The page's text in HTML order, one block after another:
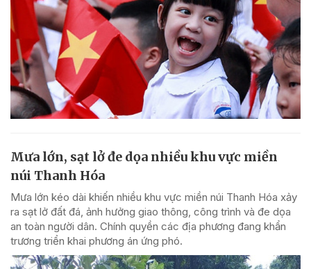
Mưa lớn, sạt lở đe dọa nhiều khu vực miền
núi Thanh Hóa
Mưa lớn kéo dài khiến nhiều khu vực miền núi Thanh Hóa xảy
ra sạt lở đất đá, ảnh hưởng giao thông, công trình và đe dọa
an toàn người dân. Chính quyền các địa phương đang khẩn
trương triển khai phương án ứng phó.